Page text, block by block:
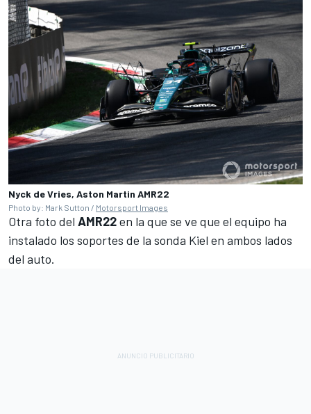
Nyck de Vries, Aston Martin AMR22
Photo by: Mark Sutton / Motorsport Images
Otra foto del AMR22en la que se ve que el equipo ha
instalado los soportes de la sonda Kiel en ambos lados
del auto.